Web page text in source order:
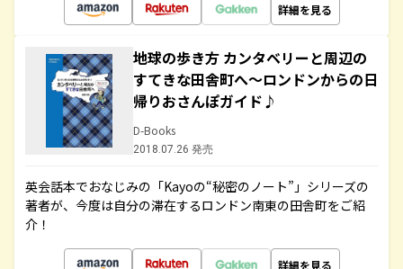
詳細を見る
地球の歩き方 カンタベリーと周辺の
すてきな田舎町へ～ロンドンからの日
帰りおさんぽガイド♪
D-Books
2018.07.26 発売
英会話本でおなじみの「Kayoの“秘密のノート”」シリーズの
著者が、今度は自分の滞在するロンドン南東の田舎町をご紹
介！
詳細を見る